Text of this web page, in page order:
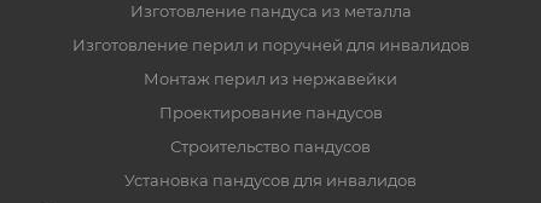
Изготовление пандуса из металла
Изготовление перил и поручней для инвалидов
Монтаж перил из нержавейки
Проектирование пандусов
Строительство пандусов
Установка пандусов для инвалидов